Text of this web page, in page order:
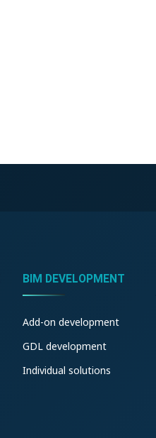
BIM DEVELOPMENT
Add-on development
GDL development
Individual solutions